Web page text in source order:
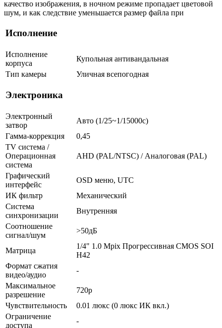
качество изображения, в ночном режиме пропадает цветовой
шум, и как следствие уменьшается размер файла при
Исполнение
Исполнение
корпуса
Купольная антивандальная
Тип камеры
Уличная всепогодная
Электроника
Электронный
затвор
Авто (1/25~1/15000с)
Гамма-коррекция
0,45
TV система /
Операционная
система
AHD (PAL/NTSC) / Аналоговая (PAL)
Графический
интерфейс
OSD меню, UTC
ИК фильтр
Механический
Система
синхронизации
Внутренняя
Соотношение
сигнал/шум
>50дБ
Матрица
1/4" 1.0 Mpix Прогрессивная CMOS SOI
H42
Формат сжатия
видео/аудио
-
Максимальное
разрешение
720p
Чувствительность
0.01 люкс (0 люкс ИК вкл.)
Ограничение
доступа
-